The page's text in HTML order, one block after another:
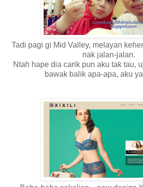
Tadi pagi gi Mid Valley, melayan
nak jalan-jalan.
Ntah hape dia carik pun aku tak tau,
bawak balik apa-apa, aku